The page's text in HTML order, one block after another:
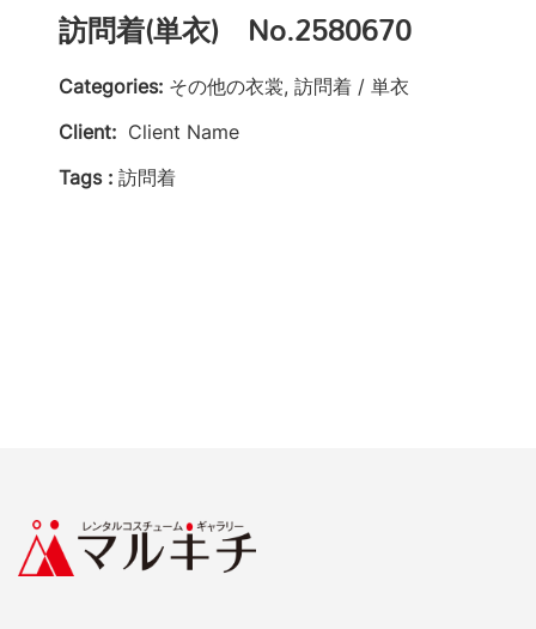
訪問着(単衣) No.2580670
Categories: その他の衣裳, 訪問着 / 単衣
Client: Client Name
Tags : 訪問着